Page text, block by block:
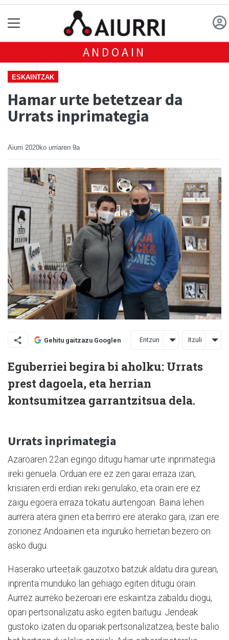
ANDOAIN
ESKAINTZAK
Hamar urte betetzear da
Urrats inprimategia
Aiurri 2020ko urriaren 9a
Gehitu gaitzazu Googlen Entzun Itzuli
Eguberriei begira bi aholku: Urrats
prest dagoela, eta herrian
kontsumitzea garrantzitsua dela.
Urrats inprimategia
Azaroaren 22an egingo ditugu hamar urte inprimategia
ireki genuela. Orduan ere ez zen garai erraza izan,
krisiaren erdi erdian ireki genulako, eta orain ere ez
zaigu egoera erraza tokatu aurtengoan. Baina lehen
aurrera atera ginen eta berriro ere aterako gara, izan ere
zorionez Andoainen eta inguruko herrietan bezero on
asko dugu.
Haserako urteetaik gauzotxo batzuk aldatu dira gurean,
inprenta munduko lan gehiago egiten ditugu orain.
Aurrez aurreko bezeroari ere eskaintza zabaldu diogu,
opari pertsonalizatu asko egiten baitugu. Jendeak
gustoko izaten du opariak pertsonalizatzea, beste balio